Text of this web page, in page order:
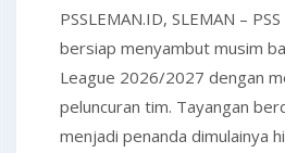
PSSLEMAN.ID, SLEMAN –
bersiap menyambut musim
League 2026/2027 dengan
peluncuran tim. Tayangan
menjadi penanda dimulainya